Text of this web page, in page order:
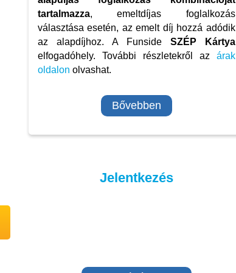
tartalmazza, emeltdíjas foglalkozás
választása esetén, az emelt díj hozzá adódik
az alapdíjhoz. A Funside SZÉP Kártya
elfogadóhely. További részletekről az árak
oldalon olvashat.
Bővebben
Jelentkezés